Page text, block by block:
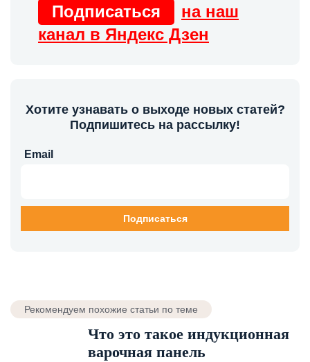
Подписаться
на наш
канал в Яндекс Дзен
Хотите узнавать о выходе новых статей?
Подпишитесь на рассылку!
Email
Рекомендуем похожие статьи по теме
Что это такое индукционная
варочная панель